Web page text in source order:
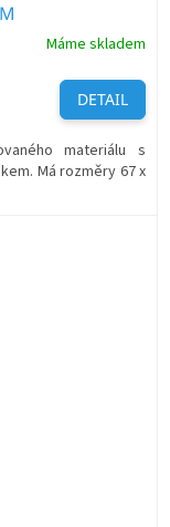
Máme skladem
DETAIL
materiálu s
Má rozměry 67 x